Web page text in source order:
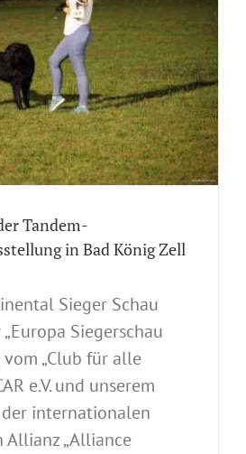
Tandem-
in Bad König Zell
Sieger Schau
Siegerschau
„Club für alle
e.V. und unserem
internationalen
„Alliance